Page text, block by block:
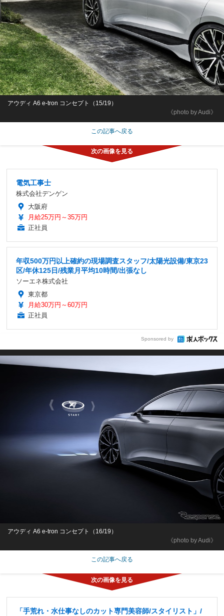
《photo by Audi》
アウディ A6 e-tron コンセプト（15/19）
この記事へ戻る
電気工事士
株式会社デンゲン
大阪府
月給25万円～35万円
正社員
年収500万円以上確約の現場調査スタッフ/太陽光設備/東京23
区/年休125日/残業月平均10時間/出張なし
ソーエネ株式会社
東京都
月給30万円～60万円
正社員
Sponsored by
《photo by Audi》
アウディ A6 e-tron コンセプト（16/19）
この記事へ戻る
「手荒れ・水仕事なしのカット専門美容師/スタイリスト」/